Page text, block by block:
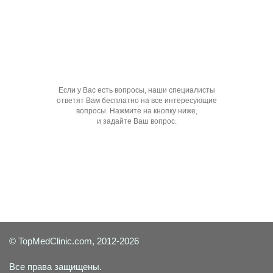
Если у Вас есть вопросы, наши специалисты
ответят Вам бесплатно на все интересующие
вопросы. Нажмите на кнопку ниже,
и задайте Ваш вопрос.
© TopMedClinic.com, 2012-2026
Все права защищены.